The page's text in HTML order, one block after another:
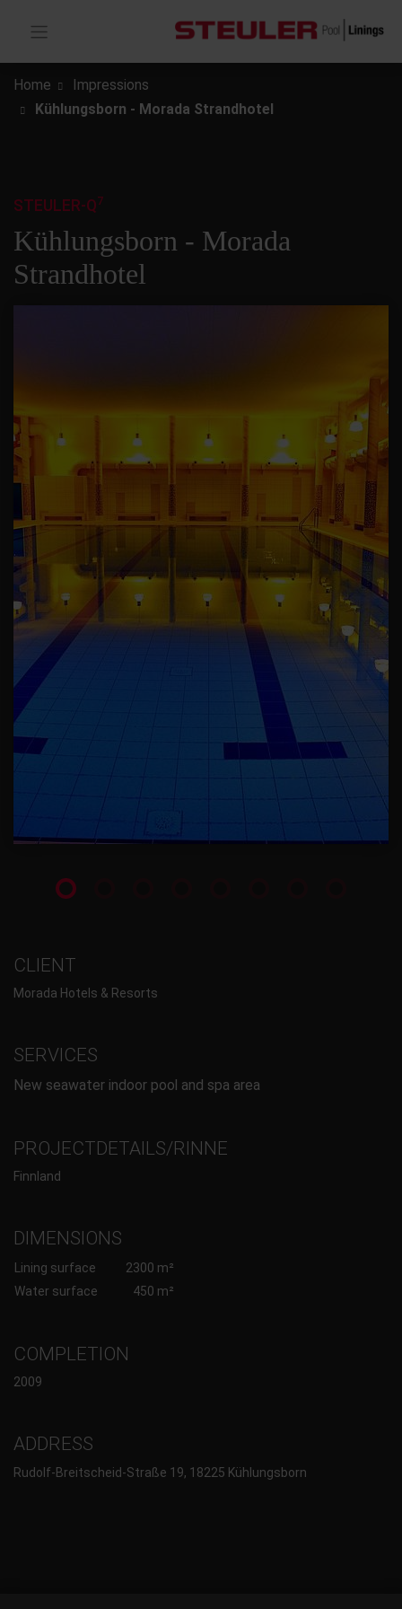
Home
Impressions
Kühlungsborn - Morada Strandhotel
Kühlungsborn - Morada
Strandhotel
STEULER-Q7
CLIENT
Morada Hotels & Resorts
SERVICES
New seawater indoor pool and spa area
PROJECTDETAILS/RINNE
Finnland
DIMENSIONS
Lining surface
2300 m²
Water surface
450 m²
COMPLETION
2009
ADDRESS
Rudolf-Breitscheid-Straße 19, 18225 Kühlungsborn